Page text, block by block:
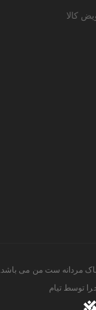
کالا
ست من می باشد. 2026©
توسط تیام